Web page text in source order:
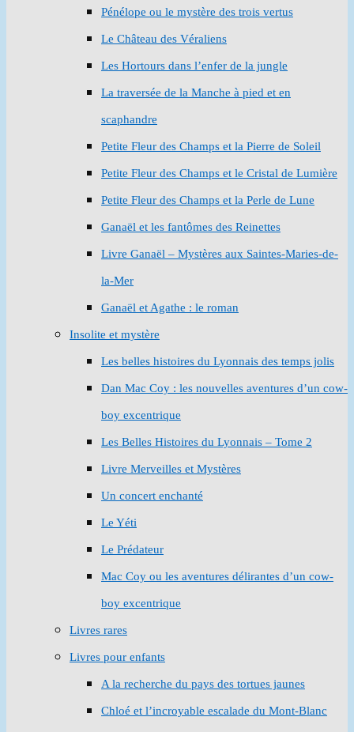
Pénélope ou le mystère des trois vertus
Le Château des Véraliens
Les Hortours dans l’enfer de la jungle
La traversée de la Manche à pied et en
scaphandre
Petite Fleur des Champs et la Pierre de Soleil
Petite Fleur des Champs et le Cristal de Lumière
Petite Fleur des Champs et la Perle de Lune
Ganaël et les fantômes des Reinettes
Livre Ganaël – Mystères aux Saintes-Maries-de-
la-Mer
Ganaël et Agathe : le roman
Insolite et mystère
Les belles histoires du Lyonnais des temps jolis
Dan Mac Coy : les nouvelles aventures d’un cow-
boy excentrique
Les Belles Histoires du Lyonnais – Tome 2
Livre Merveilles et Mystères
Un concert enchanté
Le Yéti
Le Prédateur
Mac Coy ou les aventures délirantes d’un cow-
boy excentrique
Livres rares
Livres pour enfants
A la recherche du pays des tortues jaunes
Chloé et l’incroyable escalade du Mont-Blanc